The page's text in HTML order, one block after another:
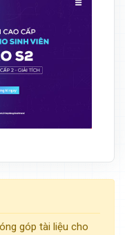
góp tài liệu cho